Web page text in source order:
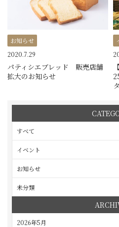
お知らせ
2020.7.29
パティシエブレッド 販売店舗
拡大のお知らせ
すべて
イベント
お知らせ
未分類
2026年5月